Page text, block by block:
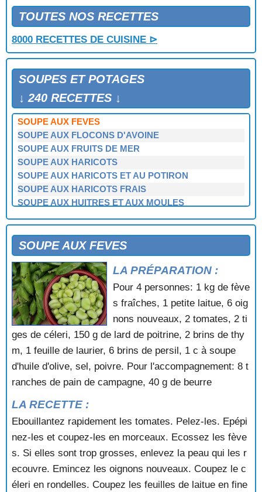
TOUTES NOS RECETTES
8000 RECETTES DE CUISINE ⊳
SOUPES ET POTAGES
↓ 240 RECETTES ↓
SOUPE AUX ASPERGES
SOUPE AUX BOULETTES DE POISSON
SOUPE AUX BOULETTES DE VIANDE
SOUPE AUX BROCOLIS
SOUPE AUX CEPES
SOUPE AUX CHOUX VERTS ET AU LARD
SOUPE AUX EPINARDS
SOUPE AUX ESTOMACS DE REQUINS
SOUPE AUX FEVES
SOUPE AUX FLOCONS D'AVOINE
SOUPE AUX FRUITS DE MER
SOUPE AUX HARICOTS
SOUPE AUX HARICOTS ET AU POTIRON
SOUPE AUX HARICOTS FRAIS
SOUPE AUX HUITRES ET AUX MOULES
SOUPE AUX LINGOTS VENDEENS
SOUPE AUX MANGE TOUT
SOUPE AUX MARRONS
SOUPE AUX MOULES
SOUPE AUX ORTIES
SOUPE AUX PETITS POIS
SOUPE AUX PISSENLITS
SOUPE AUX POIREAUX ET AUX PETITES SAUCISSES
SOUPE AUX POIREAUX ET AUX POMMES DE TERRE
SOUPE AUX POIS A L'ANCIENNE
SOUPE AUX POIS ET AU LARD
SOUPE AUX POMMES D'AMOUR
SOUPE AUX POMMES DE TERRE
SOUPE AUX PRIMEURS
SOUPE BRETONNE
SOUPE BULGARE AUX BOULETTES
SOUPE CAMPAGNARDE
SOUPE CHINOISE
SOUPE AUX FEVES
LA PRÉPARATION :
Pour 4 personnes: 1 kg de fève
s fraîches, 1 petite laitue, 6 oig
nons nouveaux, 2 tomates, 2 ti
ges de céleri, 150 g de lard de poitrine, 2 brins de thy
m, 1 feuille de laurier, 6 brins de persil, 1 c à soupe
d'huile d'olive, sel, poivre. Pour l'accompagnement: 8 t
ranches de pain de campagne, 40 g de beurre
LA RECETTE :
Ebouillantez rapidement les tomates. Pelez-les. Epépi
nez-les et coupez-les en morceaux. Ecossez les fève
s. Si elles sont trop grosses, enlevez la peau qui les r
ecouvre. Emincez les oignons nouveaux. Coupez le c
éleri en rondelles. Coupez les feuilles de laitue en fine